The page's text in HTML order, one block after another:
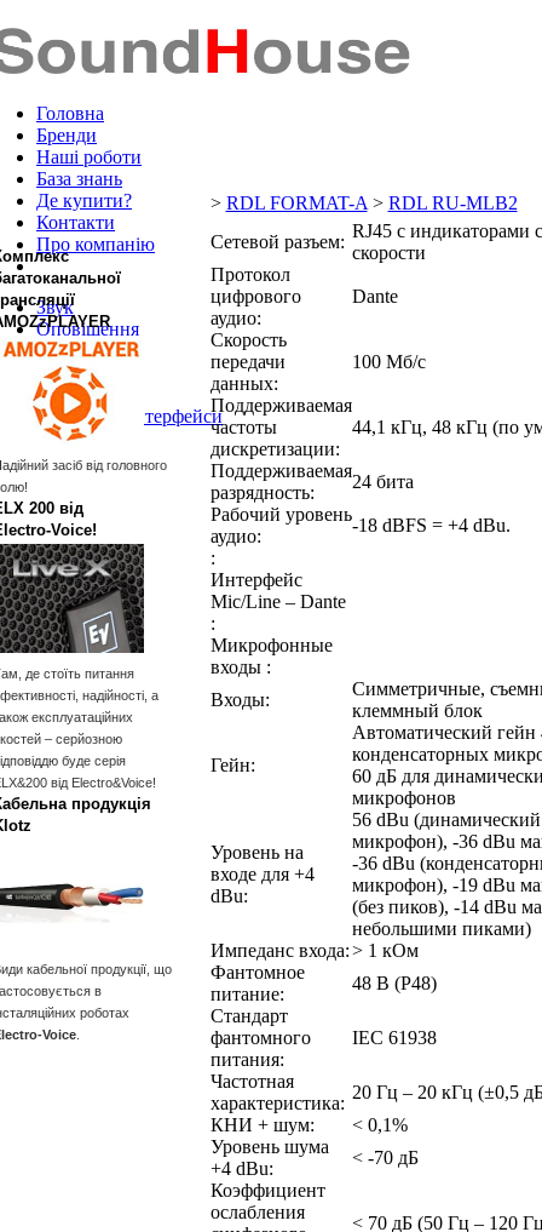
Головна
Бренди
Наші роботи
База знань
Де купити?
Контакти
Про компанію
Звук
Оповіщення
Кабель
Ферми
Роз'єми
DANTE™ Інтерфейси
засіб від головного
200 від
де стоїть питання
надійності, а
експлуатаційних
– серйозною
буде серія
від Electro&Voice!
продукція
кабельної продукції, що
в
роботах
Voice
> RDL FORMAT-A > RDL RU-MLB2
Сетевой разъем:
RJ45 с индикаторами
скорости
Протокол
цифрового
аудио:
Dante
Скорость
передачи
данных:
100 Мб/с
Поддерживаемая
частоты
дискретизации:
44,1 кГц, 48 кГц (по
Поддерживаемая
разрядность:
24 бита
Рабочий уровень
аудио:
-18 dBFS = +4 dBu.
:
Интерфейс
Mic/Line – Dante
:
Микрофонные
входы :
Входы:
Симметричные,
клеммный блок
Гейн:
Автоматический гейн
конденсаторных
60 дБ для
микрофонов
Уровень на
входе для +4
dBu:
56 dBu (динамический
микрофон), -36 dBu
-36 dBu
микрофон), -19 dBu
(без пиков), -14 dBu
небольшими пиками)
Импеданс входа:> 1 кОм
Фантомное
питание:
48 В (P48)
Стандарт
фантомного
питания:
IEC 61938
Частотная
характеристика:
20 Гц – 20 кГц (±0,5
КНИ + шум:
< 0,1%
Уровень шума
+4 dBu:
< -70 дБ
Коэффициент
ослабления
< 70 дБ (50 Гц – 120